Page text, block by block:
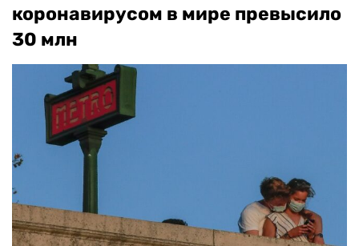
коронавирусом в мире превысило
30 млн